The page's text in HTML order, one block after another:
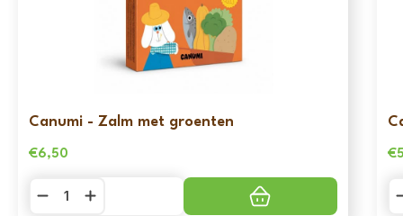
Canumi - Zalm met groenten
€6,50 €